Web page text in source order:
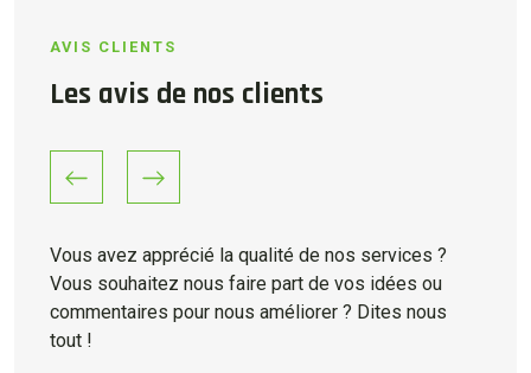
AVIS CLIENTS
Les avis de nos clients
PreviousNext
Vous avez apprécié la qualité de nos services ?
Vous souhaitez nous faire part de vos idées ou
commentaires pour nous améliorer ? Dites nous
tout !